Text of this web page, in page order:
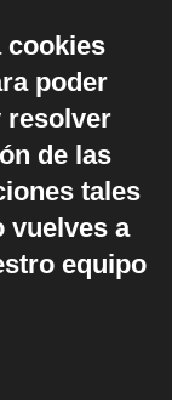
Español
descubrir
actividades
y
cookies
poder
resolver
de las
tales
vuelves a
equipo